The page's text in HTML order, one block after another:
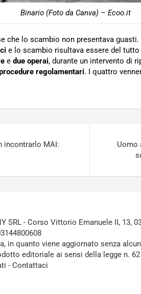
Binario (Foto da Canva) – Ecoo.it
che lo scambio non presentava
e lo scambio risultava essere del
e due operai, durante un intervento di
regolamentari. I quattro
incontrarlo MAI:
Uomo
SRL - Corso Vittorio Emanuele II, 13,
in quanto viene aggiornato senza
editoriale ai sensi della legge n. 62
- Contattaci